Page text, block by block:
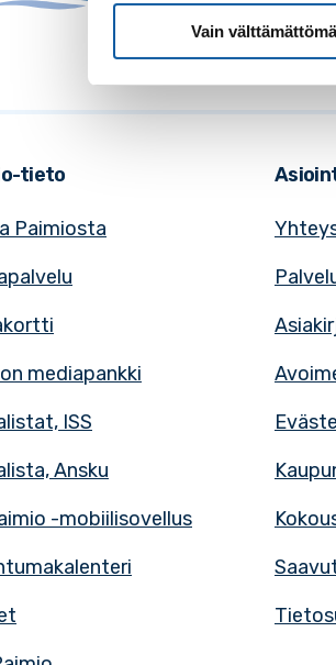
Vain
tieto
Paimiosta
mediapankki
ISS
Ansku
-mobiilisovellus